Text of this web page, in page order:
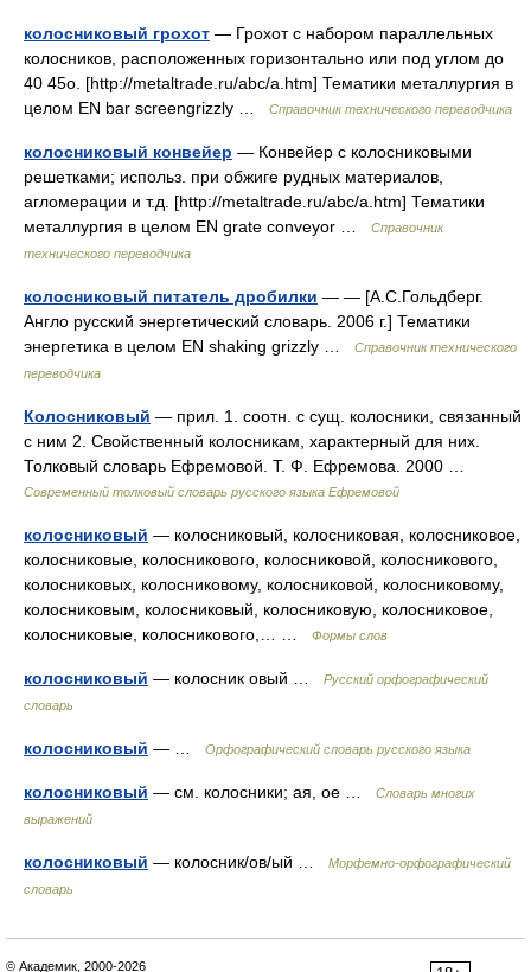
колосниковый грохот — Грохот с набором параллельных
колосников, расположенных горизонтально или под углом до
40 45о. [http://metaltrade.ru/abc/a.htm] Тематики металлургия в
целом EN bar screengrizzly …
Справочник технического переводчика
колосниковый конвейер — Конвейер с колосниковыми
решетками; использ. при обжиге рудных материалов,
агломерации и т.д. [http://metaltrade.ru/abc/a.htm] Тематики
металлургия в целом EN grate conveyor …
Справочник
технического переводчика
колосниковый питатель дробилки — — [А.С.Гольдберг.
Англо русский энергетический словарь. 2006 г.] Тематики
энергетика в целом EN shaking grizzly …
Справочник технического
переводчика
Колосниковый — прил. 1. соотн. с сущ. колосники, связанный
с ним 2. Свойственный колосникам, характерный для них.
Толковый словарь Ефремовой. Т. Ф. Ефремова. 2000 …
Современный толковый словарь русского языка Ефремовой
колосниковый — колосниковый, колосниковая, колосниковое,
колосниковые, колосникового, колосниковой, колосникового,
колосниковых, колосниковому, колосниковой, колосниковому,
колосниковым, колосниковый, колосниковую, колосниковое,
колосниковые, колосникового,… …
Формы слов
колосниковый — колосник овый …
Русский орфографический
словарь
колосниковый — … Орфографический словарь русского языка
колосниковый — см. колосники; ая, ое …
Словарь многих
выражений
колосниковый — колосник/ов/ый …
Морфемно-орфографический
словарь
© Академик, 2000-2026